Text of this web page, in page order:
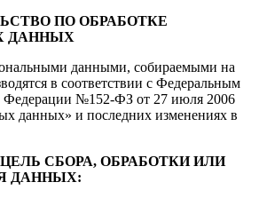
ПО ОБРАБОТКЕ
ДАННЫХ
данными, собираемыми на
в соответствии с Федеральным
Федерации №152-ФЗ от 27 июля 2006
данных» и последних изменениях в
СБОРА, ОБРАБОТКИ ИЛИ
ДАННЫХ: